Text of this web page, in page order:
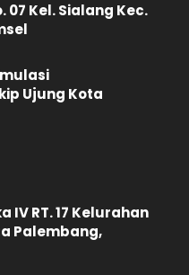
07 Kel. Sialang Kec.
Ujung Kota
IV RT. 17 Kelurahan
Palembang,